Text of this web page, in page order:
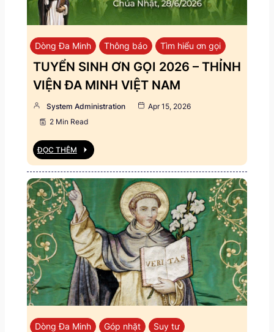
Dòng Đa Minh Thông báo Tìm hiểu ơn gọi
TUYỂN SINH ƠN GỌI 2026 – THỈNH
VIỆN ĐA MINH VIỆT NAM
System Administration
Apr 15, 2026
2 Min Read
ĐỌC THÊM
Dòng Đa Minh Góp nhặt Suy tư